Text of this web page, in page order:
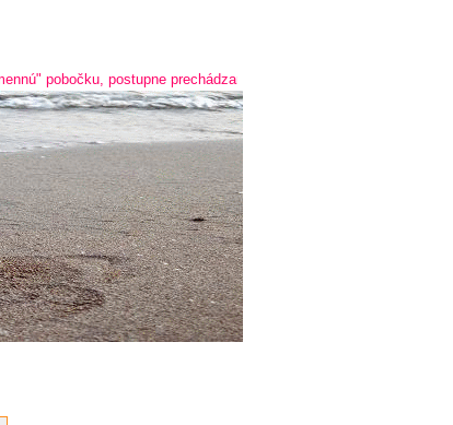
postupne prechádzame na online predaj a predaj cez telefón -